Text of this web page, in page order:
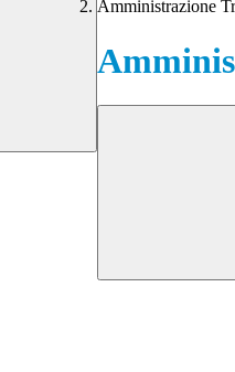
Amministrazione